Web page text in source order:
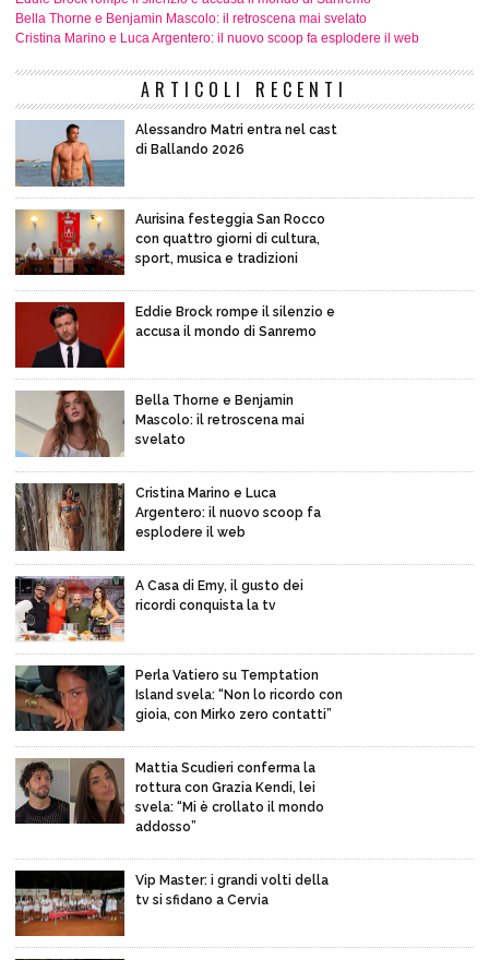
Bella Thorne e Benjamin Mascolo: il retroscena mai svelato
Cristina Marino e Luca Argentero: il nuovo scoop fa esplodere il web
ARTICOLI RECENTI
Alessandro Matri entra nel cast
di Ballando 2026
Aurisina festeggia San Rocco
con quattro giorni di cultura,
sport, musica e tradizioni
Eddie Brock rompe il silenzio e
accusa il mondo di Sanremo
Bella Thorne e Benjamin
Mascolo: il retroscena mai
svelato
Cristina Marino e Luca
Argentero: il nuovo scoop fa
esplodere il web
A Casa di Emy, il gusto dei
ricordi conquista la tv
Perla Vatiero su Temptation
Island svela: “Non lo ricordo con
gioia, con Mirko zero contatti”
Mattia Scudieri conferma la
rottura con Grazia Kendi, lei
svela: “Mi è crollato il mondo
addosso”
Vip Master: i grandi volti della
tv si sfidano a Cervia